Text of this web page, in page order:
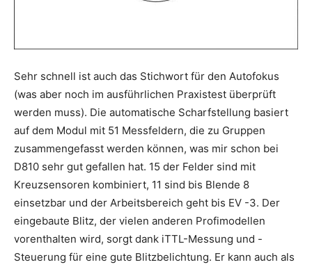
Sehr schnell ist auch das Stichwort für den Autofokus
(was aber noch im ausführlichen Praxistest überprüft
werden muss). Die automatische Scharfstellung basiert
auf dem Modul mit 51 Messfeldern, die zu Gruppen
zusammengefasst werden können, was mir schon bei
D810 sehr gut gefallen hat. 15 der Felder sind mit
Kreuzsensoren kombiniert, 11 sind bis Blende 8
einsetzbar und der Arbeitsbereich geht bis EV -3. Der
eingebaute Blitz, der vielen anderen Profimodellen
vorenthalten wird, sorgt dank iTTL-Messung und -
Steuerung für eine gute Blitzbelichtung. Er kann auch als